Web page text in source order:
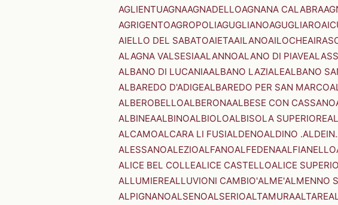
AGLIENTUAGNAAGNADELLOAGNANA CALABRA
AGRIGENTOAGROPOLIAGUGLIANOAGUGLIARO
AIELLO DEL SABATOAIETAAILANOAILOCHE
ALAGNA VALSESIAALANNOALANO DI PIAVE
ALBANO DI LUCANIAALBANO LAZIALEALBANO
ALBAREDO D'ADIGEALBAREDO PER SAN MARCO
ALBEROBELLOALBERONAALBESE CON CASSANO
ALBINEAALBINOALBIOLOALBISOLA SUPERIORE
ALCAMOALCARA LI FUSIALDENOALDINO .ALDEIN.
ALESSANOALEZIOALFANOALFEDENAALFIANELLO
ALICE BEL COLLEALICE CASTELLOALICE
ALLUMIEREALLUVIONI CAMBIO'ALME'ALMENNO
ALPIGNANOALSENOALSERIOALTAMURAALTARE